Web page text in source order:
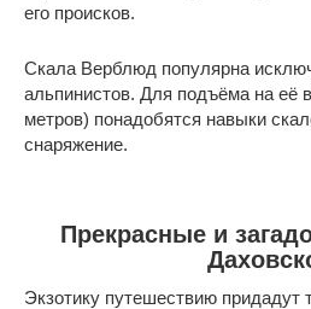
его происков.
Скала Верблюд популярна
альпинистов. Для подъёма на её
метров) понадобятся навыки
снаряжение.
Прекрасные и
Экзотику путешествию придадут